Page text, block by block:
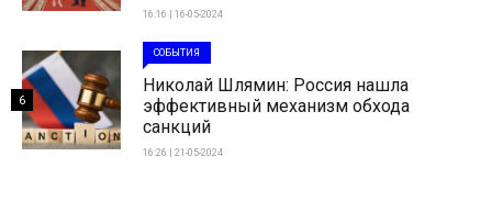
16:16 | 16-05-2024
СОБЫТИЯ
Николай Шлямин: Россия нашла
эффективный механизм обхода
санкций
16:26 | 21-05-2024
6